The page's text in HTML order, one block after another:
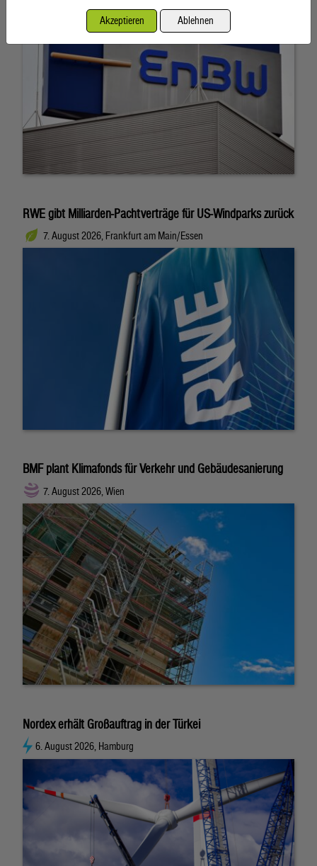
RWE gibt Milliarden-Pachtverträge für US-Windparks zurück
7. August 2026, Frankfurt am Main/Essen
BMF plant Klimafonds für Verkehr und Gebäudesanierung
7. August 2026, Wien
Nordex erhält Großauftrag in der Türkei
6. August 2026, Hamburg
Akzeptieren Ablehnen